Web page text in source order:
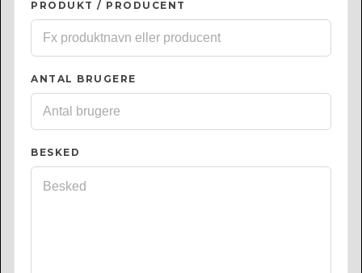
PRODUKT / PRODUCENT
ANTAL BRUGERE
BESKED